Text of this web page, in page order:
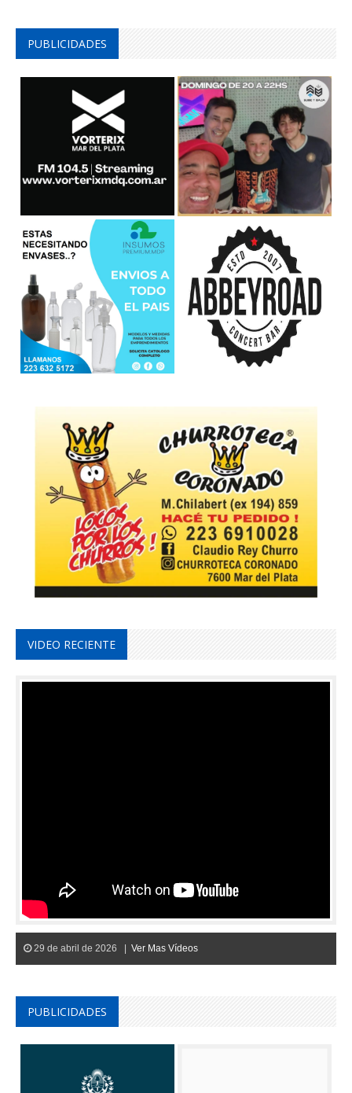
PUBLICIDADES
VIDEO RECIENTE
29 de abril de 2026 | Ver Mas Vídeos
PUBLICIDADES